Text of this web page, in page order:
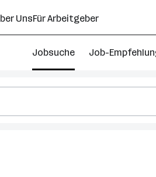
UnsFür Arbeitgeber
Jobsuche Job-